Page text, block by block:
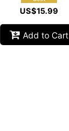
US$15.99
Add to Cart